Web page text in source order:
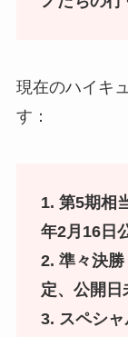
現在のハイキ
す：
1. 第5期相
年2月16日
2. 準々決
定、公開日
3. スペシャ